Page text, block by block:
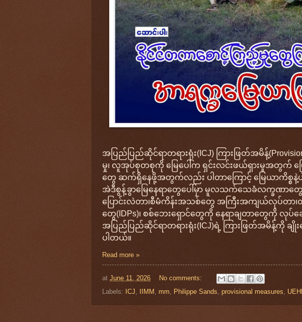
အပြည်ပြည်ဆိုင်ရာတရားရုံး(ICJ) ကြားဖြတ်အမိန့်
မှု၊ လူအုပ်စုတစုကို မြေပေါ်က ရှင်းလင်းဖယ်ရှားမှုအတွက် မ
တွေ ဆက်ရှိနေဖို့အတွက်လည်း ပါတာကြောင့် မြေယာကိစ္စ
အဲဒီစွန့်ခွာမြေနေရာတွေပေါ်မှာ မူလသက်သေခံလက္ခဏာတွေ
ပြောင်းလဲတာ၊စီမံကိန်းအသစ်တွေ အကြီးအကျယ်လုပ်တာ၊တ
တွေ(IDPs)၊ စစ်ဘေးရှောင်တွေကို နေရာချတာတွေကို
အပြည်ပြည်ဆိုင်ရာတရားရုံး(ICJ)ရဲ့ ကြားဖြတ်အမိန့်ကို
ပါတယ်။
Read more »
at June 11, 2026
No comments:
Labels: ICJ IIMM mm Philippe Sands provisional measures